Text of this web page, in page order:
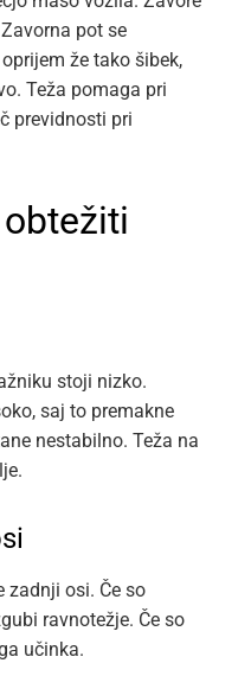
pot se
že tako šibek,
Teža pomaga pri
previdnosti pri
stoji nizko.
saj to premakne
nestabilno. Teža na
zadnji osi. Če so
ravnotežje. Če so
učinka.